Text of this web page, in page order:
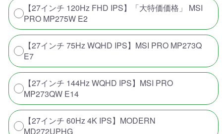
【27インチ 120Hz FHD IPS】「大特価価格」 MSI
PRO MP275W E2
【27インチ 75Hz WQHD IPS】MSI PRO MP273Q
E7
【27インチ 144Hz WQHD IPS】MSI PRO
MP273QW E14
【27インチ 60Hz 4K IPS】MODERN
MD272UPHG